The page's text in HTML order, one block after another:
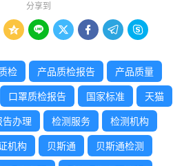
分享到
     
检 产品质检报告 产品质量
口罩质检报告 国家标准 天猫
告办理 检测服务 检测机构
机构 贝斯通 贝斯通检测